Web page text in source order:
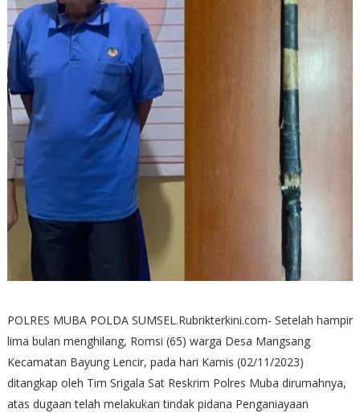
POLRES MUBA POLDA SUMSEL.Rubrikterkini.com- Setelah hampir
lima bulan menghilang, Romsi (65) warga Desa Mangsang
Kecamatan Bayung Lencir, pada hari Kamis (02/11/2023)
ditangkap oleh Tim Srigala Sat Reskrim Polres Muba dirumahnya,
atas dugaan telah melakukan tindak pidana Penganiayaan